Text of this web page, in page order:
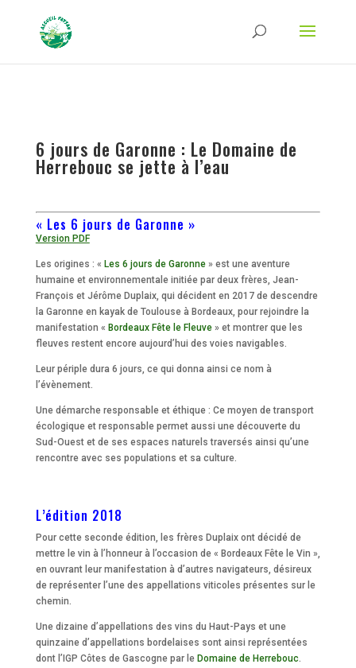
Type-Options Referrer-Policy Permissions-Policy
ga('require', 'GTM-TFCVLFN');
6 jours de Garonne : Le Domaine de
Herrebouc se jette à l’eau
« Les 6 jours de Garonne »
Version PDF
Les origines : « Les 6 jours de Garonne» est une aventure
humaine et environnementale initiée par deux frères, Jean-
François et Jérôme Duplaix, qui décident en 2017 de descendre
la Garonne en kayak de Toulouse à Bordeaux, pour rejoindre la
manifestation « Bordeaux Fête le Fleuve» et montrer que les
fleuves restent encore aujourd’hui des voies navigables.
Leur périple dura 6 jours, ce qui donna ainsi ce nom à
l’évènement.
Une démarche responsable et éthique : Ce moyen de transport
écologique et responsable permet aussi une découverte du
Sud-Ouest et de ses espaces naturels traversés ainsi qu’une
rencontre avec ses populations et sa culture.
L’édition 2018
Pour cette seconde édition, les frères Duplaix ont décidé de
mettre le vin à l’honneur à l’occasion de « Bordeaux Fête le Vin »,
en ouvrant leur manifestation à d’autres navigateurs, désireux
de représenter l’une des appellations viticoles présentes sur le
chemin.
Une dizaine d’appellations des vins du Haut-Pays et une
quinzaine d’appellations bordelaises sont ainsi représentées
dont l’IGP Côtes de Gascogne par le Domaine de Herrebouc.